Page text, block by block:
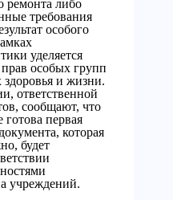
ремонта либо
требования
особого
уделяется
особых групп
здоровья и жизни.
ответственной
сообщают, что
первая
которая
будет
учреждений.